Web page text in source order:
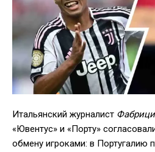
Итальянский журналист
«Ювентус» и «Порту»
обмену игроками: в Португалию